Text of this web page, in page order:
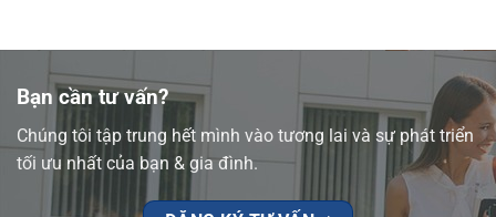
Bạn cần tư vấn?
Chúng tôi tập trung hết mình vào tương lai và sự phát triển
tối ưu nhất của bạn & gia đình.